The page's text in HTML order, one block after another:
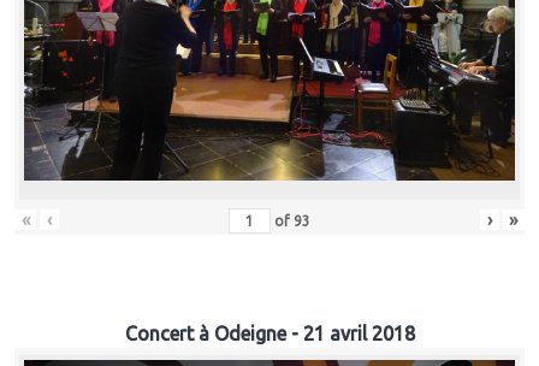
« ‹ of 93 › »
Concert à Odeigne - 21 avril 2018